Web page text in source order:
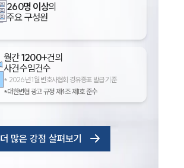
260명 이상의
주요 구성원
월간1200+건의
사건수임건수
* 2026년 1월 변호사협회 경유증표 발급 기준
*대한변협 광고 규정 제4조 제1호 준수
더 많은 강점 살펴보기